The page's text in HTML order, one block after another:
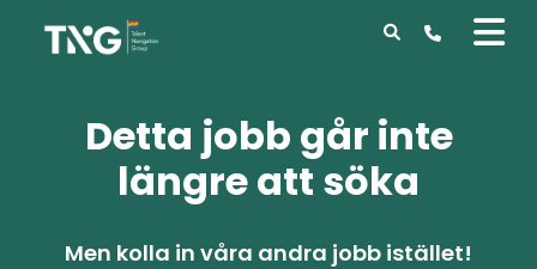
Detta jobb går inte
längre att söka
Men kolla in våra andra jobb istället!